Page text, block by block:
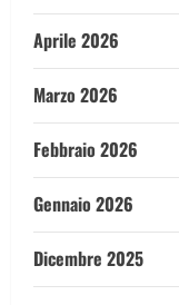
Aprile 2026
Marzo 2026
Febbraio 2026
Gennaio 2026
Dicembre 2025